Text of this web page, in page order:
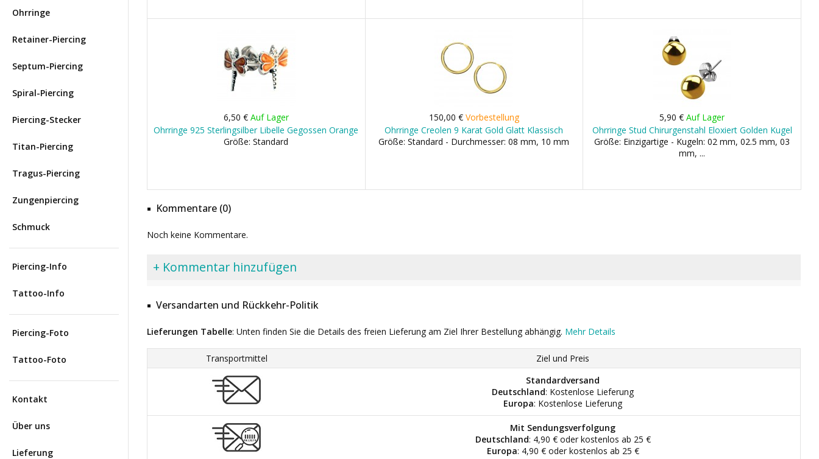
Ohrringe
Retainer-Piercing
Septum-Piercing
Spiral-Piercing
Piercing-Stecker
Titan-Piercing
Tragus-Piercing
Zungenpiercing
Schmuck
Piercing-Info
Tattoo-Info
Piercing-Foto
Tattoo-Foto
Kontakt
Über uns
Lieferung
6,50 € Auf Lager
Ohrringe 925 Sterlingsilber Libelle Gegossen Orange
Größe: Standard
150,00 € Vorbestellung
Ohrringe Creolen 9 Karat Gold Glatt Klassisch
Größe: Standard - Durchmesser: 08 mm, 10 mm
5,90 €Auf Lager
Ohrringe Stud Chirurgenstahl Eloxiert Golden Kugel
Größe: Einzigartige - Kugeln: 02 mm, 02.5 mm, 03
mm, ...
Kommentare (0)
Noch keine Kommentare.
+ Kommentar hinzufügen
Versandarten und Rückkehr-Politik
Lieferungen Tabelle: Unten finden Sie die Details des freien Lieferung am Ziel Ihrer Bestellung abhängig. Mehr Details
Transportmittel
Ziel und Preis
Standardversand
Deutschland: Kostenlose Lieferung
Europa: Kostenlose Lieferung
Mit Sendungsverfolgung
Deutschland: 4,90 € oder kostenlos ab 25 €
Europa: 4,90 € oder kostenlos ab 25 €